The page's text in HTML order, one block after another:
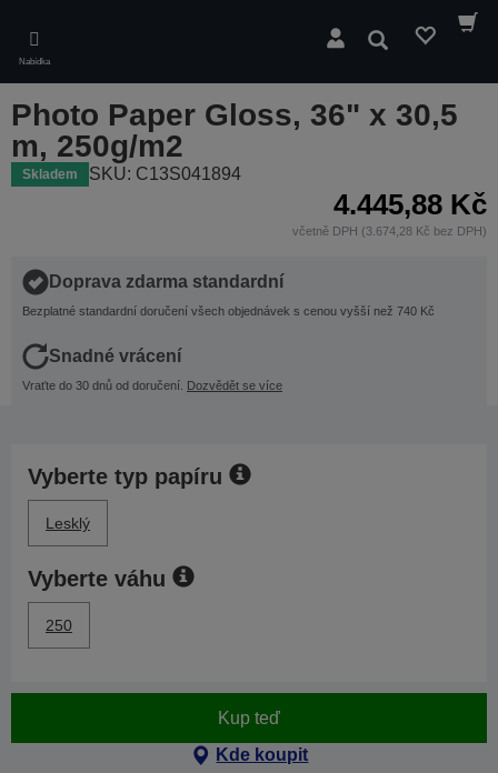
main
content
Nabídka
Hledat
Photo Paper Gloss, 36" x 30,5
m, 250g/m2
Skladem SKU: C13S041894
4.445,88 Kč
včetně DPH (3.674,28 Kč bez DPH)
Doprava zdarma standardní
Bezplatné standardní doručení všech objednávek s cenou vyšší než 740 Kč
Snadné vrácení
Vraťte do 30 dnů od doručení. Dozvědět se více
Vyberte typ papíru
Lesklý
Vyberte váhu
250
Kup teď
Kde koupit